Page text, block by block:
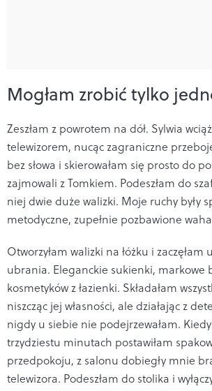
Mogłam zrobić tylko
Zeszłam z powrotem na dół. Sylwia
telewizorem, nucąc zagraniczne
bez słowa i skierowałam się prosto do
zajmowali z Tomkiem. Podeszłam do
niej dwie duże walizki. Moje ruchy były
metodyczne, zupełnie pozbawione
Otworzyłam walizki na łóżku i zaczęłam
ubrania. Eleganckie sukienki, markowe
kosmetyków z łazienki. Składałam
niszcząc jej własności, ale działając z
nigdy u siebie nie podejrzewałam.
trzydziestu minutach postawiłam
przedpokoju, z salonu dobiegły mnie
telewizora. Podeszłam do stolika i